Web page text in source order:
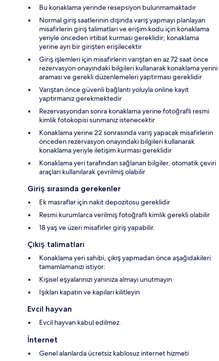
Bu konaklama yerinde resepsiyon bulunmamaktadır
Normal giriş saatlerinin dışında varış yapmayı planlayan
misafirlerin giriş talimatları ve erişim kodu için konaklama
yeriyle önceden irtibat kurması gereklidir; konaklama
yerine ayrı bir girişten erişilecektir
Giriş işlemleri için misafirlerin varıştan en az 72 saat önce
rezervasyon onayındaki bilgileri kullanarak konaklama yerini
araması ve gerekli düzenlemeleri yaptırması gereklidir
Varıştan önce güvenli bağlantı yoluyla online kayıt
yaptırmanız gerekmektedir
Rezervasyondan sonra konaklama yerine fotoğraflı resmi
kimlik fotokopisi sunmanız istenecektir
Konaklama yerine 22 sonrasında varış yapacak misafirlerin
önceden rezervasyon onayındaki bilgileri kullanarak
konaklama yeriyle iletişim kurması gereklidir
Konaklama yeri tarafından sağlanan bilgiler, otomatik çeviri
araçları kullanılarak çevrilmiş olabilir
Giriş sırasında gerekenler
Ek masraflar için nakit depozitosu gereklidir
Resmi kurumlarca verilmiş fotoğraflı kimlik gerekli olabilir
18 yaş ve üzeri misafirler giriş yapabilir.
Çıkış talimatları
Konaklama yeri sahibi, çıkış yapmadan önce aşağıdakileri
tamamlamanızı istiyor:
Kişisel eşyalarınızı yanınıza almayı unutmayın
Işıkları kapatın ve kapıları kilitleyin
Evcil hayvan
Evcil hayvan kabul edilmez.
İnternet
Genel alanlarda ücretsiz kablosuz internet hizmeti